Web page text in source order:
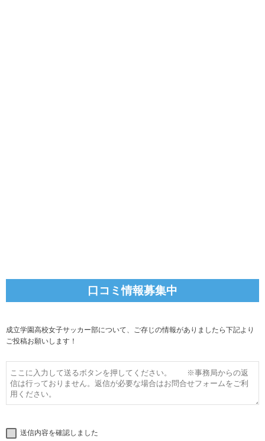
口コミ情報募集中
成立学園高校女子サッカー部について、ご存じの情報がありましたら下記より
ご投稿お願いします！
送信内容を確認しました